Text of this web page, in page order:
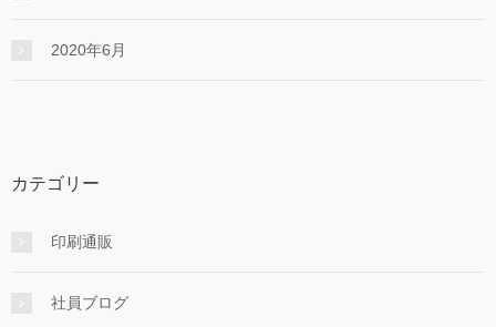
2020年6月
カテゴリー
印刷通販
社員ブログ